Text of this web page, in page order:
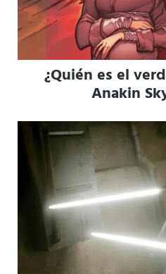
¿Quién es el
Anakin